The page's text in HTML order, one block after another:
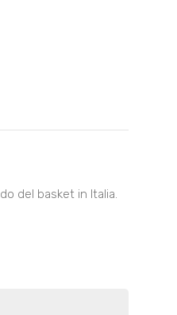
del basket in Italia.